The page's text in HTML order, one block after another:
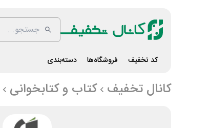
کد تخفیف فروشگاه‌ها دسته‌بندی
کانال تخفیف کتاب و کتابخوانی